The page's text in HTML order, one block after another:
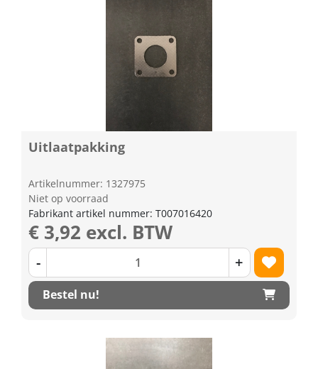
Uitlaatpakking
Artikelnummer: 1327975
Niet op voorraad
Fabrikant artikel nummer: T007016420
€ 3,92 excl. BTW
- +
Bestel nu!